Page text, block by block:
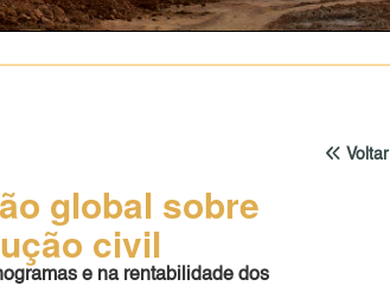
Voltar
global sobre
civil
e na rentabilidade dos